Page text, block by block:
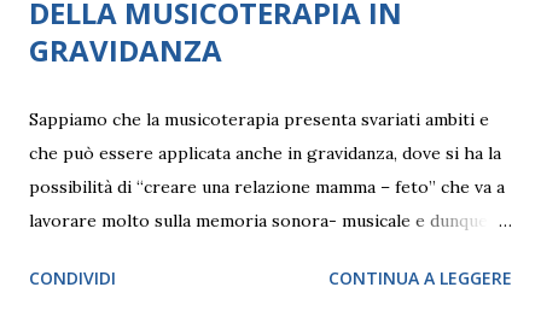
DELLA MUSICOTERAPIA IN
GRAVIDANZA
Sappiamo che la musicoterapia presenta svariati ambiti e
che può essere applicata anche in gravidanza, dove si ha la
possibilità di “creare una relazione mamma – feto” che va a
lavorare molto sulla memoria sonora- musicale e dunque
particolare questo momento? La musica svolge un ruolo
CONDIVIDI CONTINUA A LEGGERE